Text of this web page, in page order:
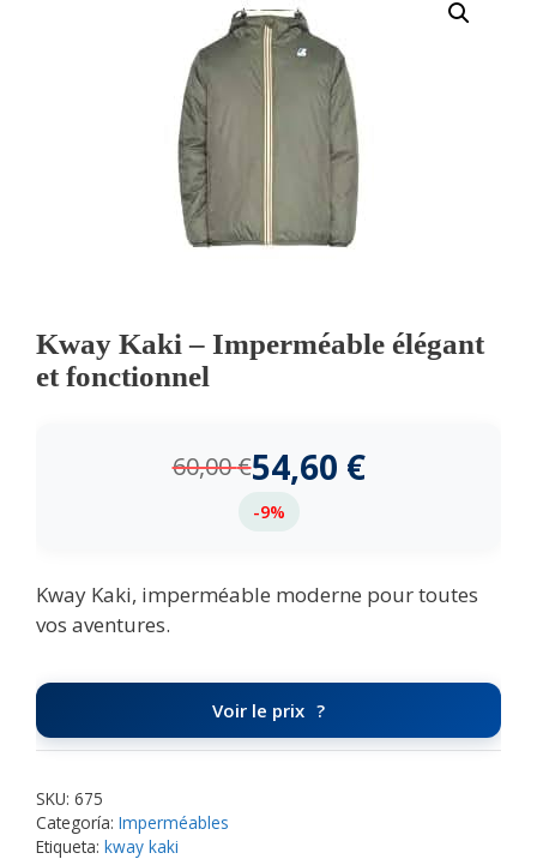
Kway Kaki – Imperméable élégant
et fonctionnel
60,00€54,60 €
-9%
Kway Kaki, imperméable moderne pour toutes
vos aventures.
Voir le prix
SKU: 675
Categoría: Imperméables
Etiqueta: kway kaki